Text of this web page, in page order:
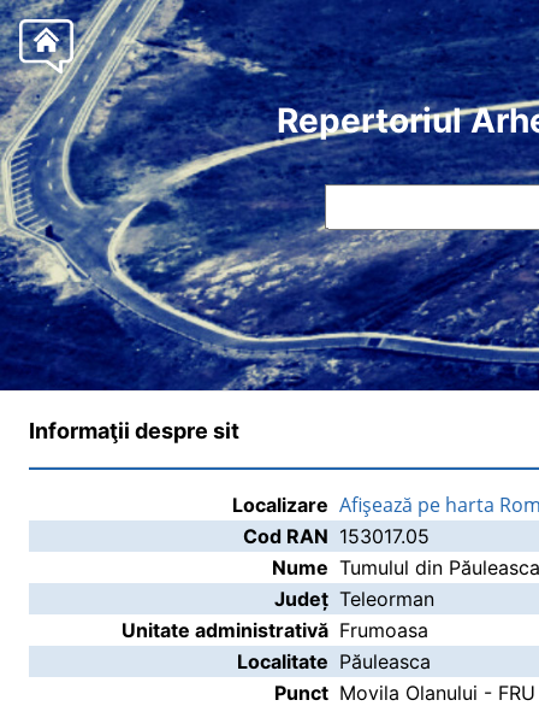
Repertoriul
Informaţii despre sit
Localizare Afişează pe harta
Cod RAN 153017.05
Nume Tumulul din
Județ Teleorman
Unitate administrativă Frumoasa
Localitate Păuleasca
Punct Movila Olanului -